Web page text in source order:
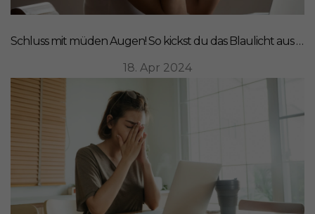
Schluss mit müden Augen! So kickst du das Blaulicht aus deinem Leben
18. Apr 2024